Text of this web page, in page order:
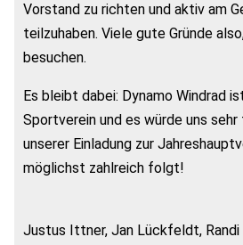
Vorstand zu richten und aktiv am
teilzuhaben. Viele gute Gründe
besuchen.
Es bleibt dabei: Dynamo Windrad
Sportverein und es würde uns sehr
unserer Einladung zur
möglichst zahlreich folgt!
Justus Ittner, Jan Lückfeldt, Randi